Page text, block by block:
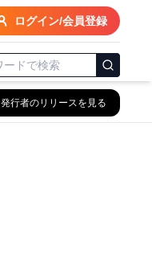
ログイン/会員登録
発行者のリリースを見る